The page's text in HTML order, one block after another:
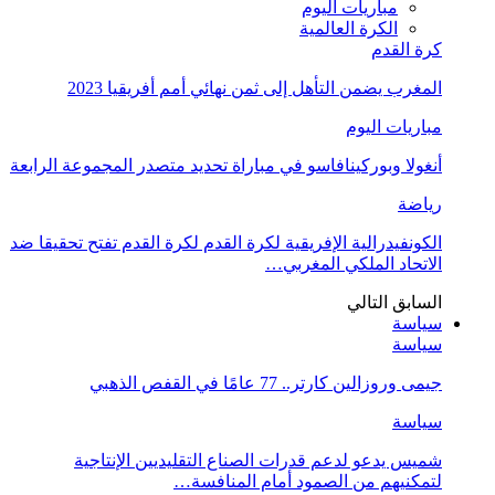
مباريات اليوم
الكرة العالمية
كرة القدم
المغرب يضمن التأهل إلى ثمن نهائي أمم أفريقيا 2023
مباريات اليوم
أنغولا وبوركينافاسو في مباراة تحديد متصدر المجموعة الرابعة
رياضة
الكونفيدرالية الإفريقية لكرة القدم لكرة القدم تفتح تحقيقا ضد
الاتحاد الملكي المغربي…
السابق التالي
سياسة
سياسة
جيمى وروزالين كارتر.. 77 عامًا في القفص الذهبي
سياسة
شميس يدعو لدعم قدرات الصناع التقليديين الإنتاجية
لتمكنيهم من الصمود أمام المنافسة…